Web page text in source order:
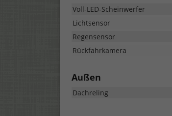
Voll-LED-Scheinwerfer
Lichtsensor
Regensensor
Rückfahrkamera
Außen
Dachreling